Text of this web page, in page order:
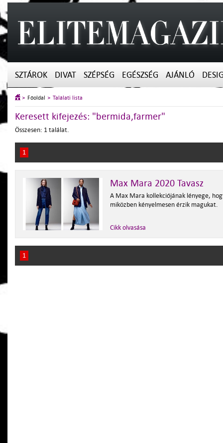
SZTÁROK DIVAT SZÉPSÉG EGÉSZSÉG AJÁNLÓ
Főoldal Találati lista
Keresett kifejezés: "bermida,farmer"
Összesen: 1 találat.
1
Max Mara 2020 Tavasz
A Max Mara kollekciójának lényege,
miközben kényelmesen érzik magukat.
Cikk olvasása
1